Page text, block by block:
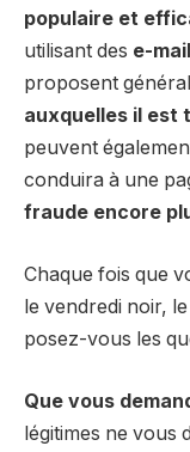
populaire et
utilisant des e-
proposent
auxquelles il est
peuvent
conduira à une
fraude encore
Chaque fois que
le vendredi noir,
posez-vous les
Que vous
légitimes ne vous